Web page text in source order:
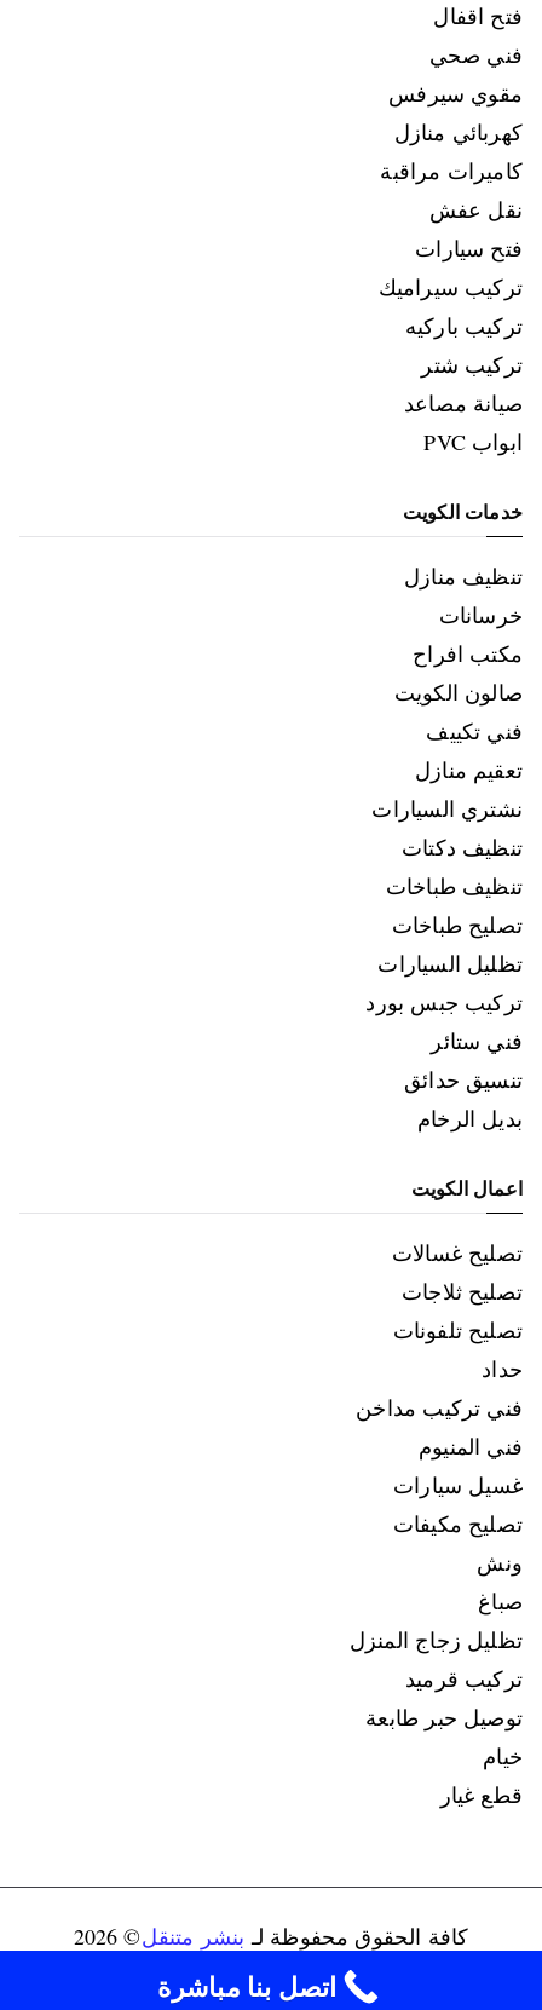
فتح اقفال
فني صحي
مقوي سيرفس
كهربائي منازل
كاميرات مراقبة
نقل عفش
فتح سيارات
تركيب سيراميك
تركيب باركيه
تركيب شتر
صيانة مصاعد
ابواب PVC
خدمات الكويت
تنظيف منازل
خرسانات
مكتب افراح
صالون الكويت
فني تكييف
تعقيم منازل
نشتري السيارات
تنظيف دكتات
تنظيف طباخات
تصليح طباخات
تظليل السيارات
تركيب جبس بورد
فني ستائر
تنسيق حدائق
بديل الرخام
اعمال الكويت
تصليح غسالات
تصليح ثلاجات
تصليح تلفونات
حداد
فني تركيب مداخن
فني المنيوم
غسيل سيارات
تصليح مكيفات
ونش
صباغ
تظليل زجاج المنزل
تركيب قرميد
توصيل حبر طابعة
خيام
قطع غيار
كافة الحقوق محفوظة لـ بنشر متنقل© 2026
connect@ads-kuwait.net
+96598080146‬اتصل بنا مباشرة